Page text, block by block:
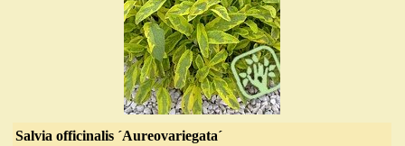
Salvia officinalis ´Aureovariegata´